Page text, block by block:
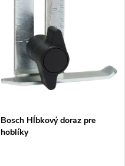
Bosch Hĺbkový doraz pre
hoblíky